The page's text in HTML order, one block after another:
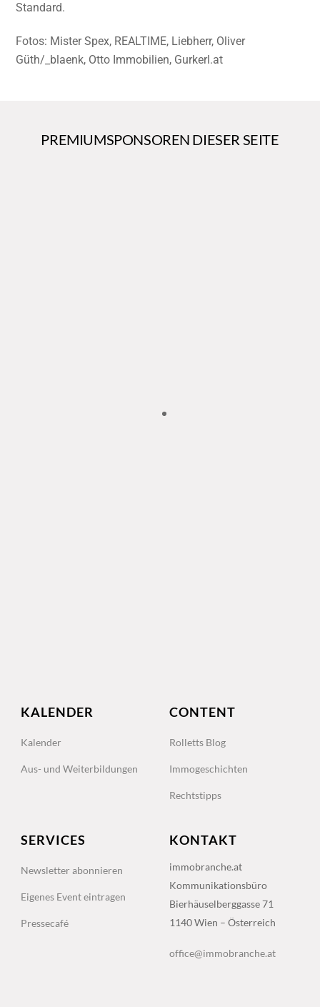
Standard.
Fotos: Mister Spex, REALTIME, Liebherr, Oliver
Güth/_blaenk, Otto Immobilien, Gurkerl.at
PREMIUMSPONSOREN DIESER SEITE
KALENDER
Kalender
Aus- und Weiterbildungen
CONTENT
Rolletts Blog
Immogeschichten
Rechtstipps
SERVICES
Newsletter abonnieren
Eigenes Event eintragen
Pressecafé
KONTAKT
immobranche.at
Kommunikationsbüro
Bierhäuselberggasse 71
1140 Wien – Österreich
office@immobranche.at